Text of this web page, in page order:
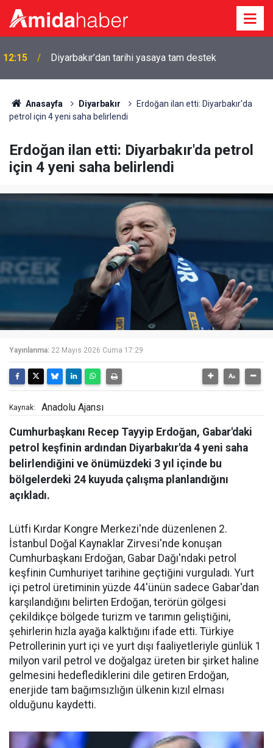
12:15 Diyarbakır’dan tarihi yasaya tam destek
Anasayfa Diyarbakır
Erdoğan ilan etti: Diyarbakır'da
petrol için 4 yeni saha belirlendi
Erdoğan ilan etti: Diyarbakır'da petrol
için 4 yeni saha belirlendi
Yayınlanma: 22 Mayıs 2026 Cuma 17:29
Kaynak: Anadolu Ajansı
Cumhurbaşkanı Recep Tayyip Erdoğan, Gabar'daki
petrol keşfinin ardından Diyarbakır'da 4 yeni saha
belirlendiğini ve önümüzdeki 3 yıl içinde bu
bölgelerdeki 24 kuyuda çalışma planlandığını
açıkladı.
Lütfi Kırdar Kongre Merkezi'nde düzenlenen 2.
İstanbul Doğal Kaynaklar Zirvesi'nde konuşan
Cumhurbaşkanı Erdoğan, Gabar Dağı'ndaki petrol
keşfinin Cumhuriyet tarihine geçtiğini vurguladı. Yurt
içi petrol üretiminin yüzde 44'ünün sadece Gabar'dan
karşılandığını belirten Erdoğan, terörün gölgesi
çekildikçe bölgede turizm ve tarımın geliştiğini,
şehirlerin hızla ayağa kalktığını ifade etti. Türkiye
Petrollerinin yurt içi ve yurt dışı faaliyetleriyle günlük 1
milyon varil petrol ve doğalgaz üreten bir şirket haline
gelmesini hedeflediklerini dile getiren Erdoğan,
enerjide tam bağımsızlığın ülkenin kızıl elması
olduğunu kaydetti.